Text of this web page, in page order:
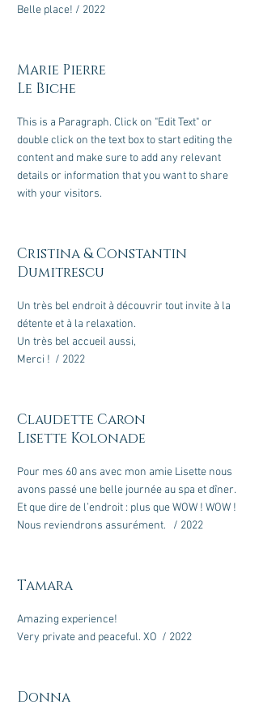
Belle place! / 2022
Marie Pierre
Le Biche
This is a Paragraph. Click on "Edit Text" or
double click on the text box to start editing the
content and make sure to add any relevant
details or information that you want to share
with your visitors.
Cristina & Constantin
Dumitrescu
Un très bel endroit à découvrir tout invite à la
détente et à la relaxation.
Un très bel accueil aussi,
Merci ! / 2022
Claudette Caron
Lisette Kolonade
Pour mes 60 ans avec mon amie Lisette nous
avons passé une belle journée au spa et dîner.
Et que dire de l’endroit : plus que WOW ! WOW !
Nous reviendrons assurément. / 2022
Tamara
Amazing experience!
Very private and peaceful. XO / 2022
Donna